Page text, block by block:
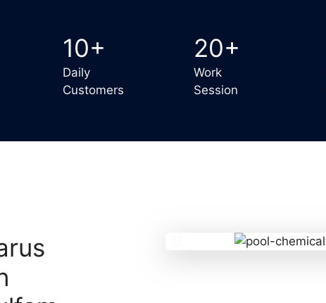
10+
Daily
Customers
20+
Work
Session